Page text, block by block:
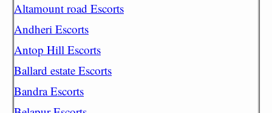
Altamount road Escorts
Andheri Escorts
Antop Hill Escorts
Ballard estate Escorts
Bandra Escorts